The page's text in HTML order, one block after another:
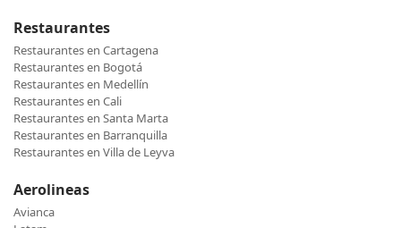
Restaurantes
Restaurantes en Cartagena
Restaurantes en Bogotá
Restaurantes en Medellín
Restaurantes en Cali
Restaurantes en Santa Marta
Restaurantes en Barranquilla
Restaurantes en Villa de Leyva
Aerolineas
Avianca